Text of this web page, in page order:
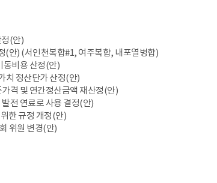
정(안)
(안) (서인천복합#1, 여주복합, 내포열병합)
동비용 산정(안)
치 정산단가 산정(안)
격 및 연간정산금액 재산정(안)
전 연료로 사용 결정(안)
한 규정 개정(안)
위원 변경(안)